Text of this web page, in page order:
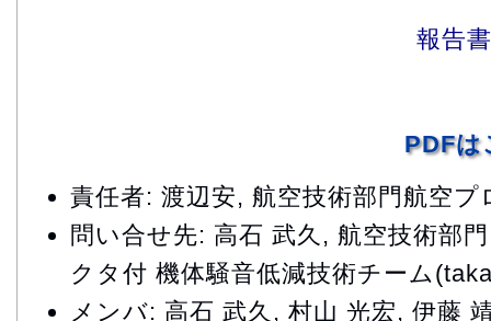
報告
PDFは
責任者: 渡辺安, 航空技術部門航空
問い合せ先: 高石 武久, 航空技術部
クタ付 機体騒音低減技術チーム
メンバ: 高石 武久, 村山 光宏, 伊藤